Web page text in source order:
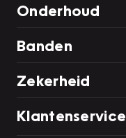
Onderhoud
Banden
Zekerheid
Klantenservice